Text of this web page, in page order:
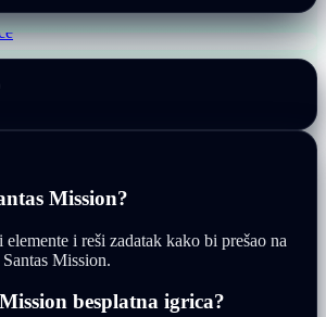
Mission?
i reši zadatak kako bi prešao na
Mission.
besplatna igrica?